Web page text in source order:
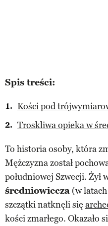
Spis treści:
Kości pod
Troskliwa opieka w
To historia osoby, która
Mężczyzna został
południowej Szwecji. Żył
średniowiecza (w
szczątki natknęli się
kości zmarłego. Okazało